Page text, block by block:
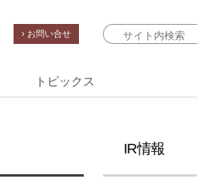
› お問い合せ
トピックス
IR情報